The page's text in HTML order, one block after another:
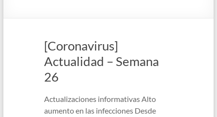
[Coronavirus]
Actualidad – Semana
26
Actualizaciones informativas Alto
aumento en las infecciones Desde